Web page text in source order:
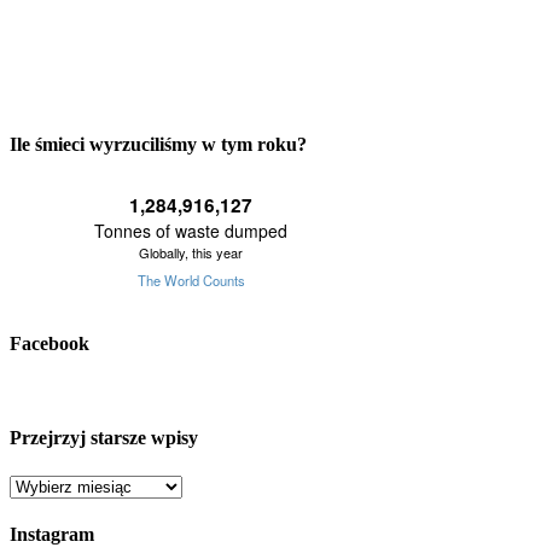
Ile śmieci wyrzuciliśmy w tym roku?
Facebook
Przejrzyj starsze wpisy
Przejrzyj
wpisy
Instagram